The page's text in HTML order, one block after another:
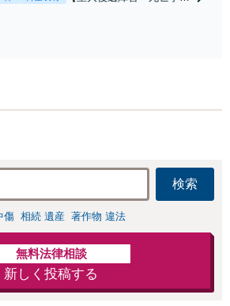
条件で離婚ができ
応・納得できる解決を」
検索
傷 相続 遺産 著作物 違法
無料法律相談
新しく投稿する